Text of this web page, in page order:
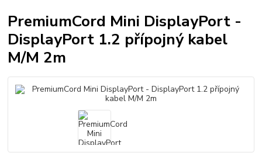
PremiumCord Mini DisplayPort -
DisplayPort 1.2 přípojný kabel
M/M 2m